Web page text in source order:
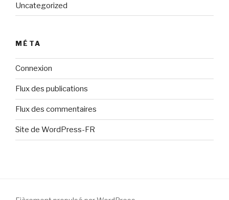
Uncategorized
MÉTA
Connexion
Flux des publications
Flux des commentaires
Site de WordPress-FR